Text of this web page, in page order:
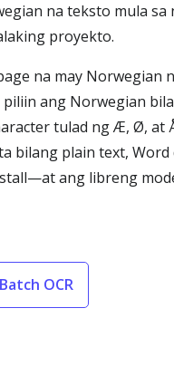
na teksto mula sa
proyekto.
na may
ang Norwegian
tulad ng Æ, Ø, at
plain text, Word
ang libreng
Batch OCR